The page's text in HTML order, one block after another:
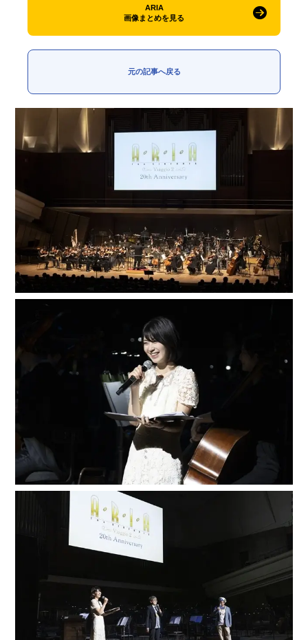
FOLLOW US
ARIA
画像まとめを見る
元の記事へ戻る